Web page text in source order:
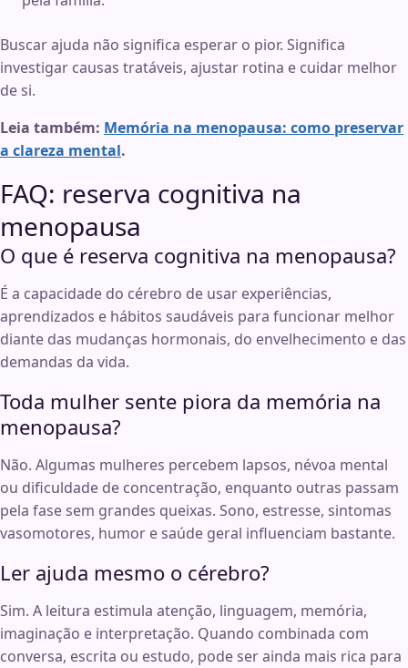
Buscar ajuda não significa esperar o pior. Significa
investigar causas tratáveis, ajustar rotina e cuidar melhor
de si.
Leia também: Memória na menopausa: como preservar
a clareza mental.
FAQ: reserva cognitiva na
menopausa
O que é reserva cognitiva na menopausa?
É a capacidade do cérebro de usar experiências,
aprendizados e hábitos saudáveis para funcionar melhor
diante das mudanças hormonais, do envelhecimento e das
demandas da vida.
Toda mulher sente piora da memória na
menopausa?
Não. Algumas mulheres percebem lapsos, névoa mental
ou dificuldade de concentração, enquanto outras passam
pela fase sem grandes queixas. Sono, estresse, sintomas
vasomotores, humor e saúde geral influenciam bastante.
Ler ajuda mesmo o cérebro?
Sim. A leitura estimula atenção, linguagem, memória,
imaginação e interpretação. Quando combinada com
conversa, escrita ou estudo, pode ser ainda mais rica para